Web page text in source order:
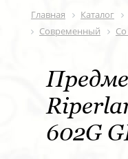
Главная Каталог
Современный
Со
602G